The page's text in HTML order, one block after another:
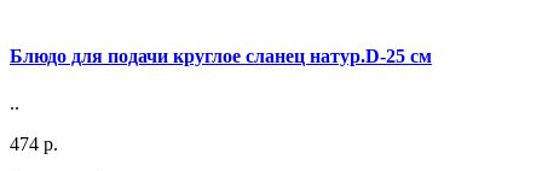
Блюдо для подачи круглое сланец натур.D-25 см
..
474 р.